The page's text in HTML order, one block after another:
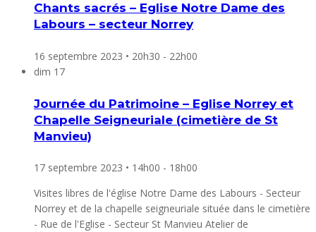
Chants sacrés – Eglise Notre Dame des
Labours – secteur Norrey
16 septembre 2023 • 20h30 - 22h00
dim 17
Journée du Patrimoine – Eglise Norrey et
Chapelle Seigneuriale (cimetière de St
Manvieu)
17 septembre 2023 • 14h00 - 18h00
Visites libres de l'église Notre Dame des Labours - Secteur
Norrey et de la chapelle seigneuriale située dans le cimetière
- Rue de l'Eglise - Secteur St Manvieu Atelier de